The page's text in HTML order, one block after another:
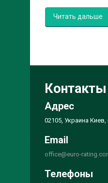
Читать дальше
Контакты
Адрес
02105, Украина
Email
office@euro-
Телефоны